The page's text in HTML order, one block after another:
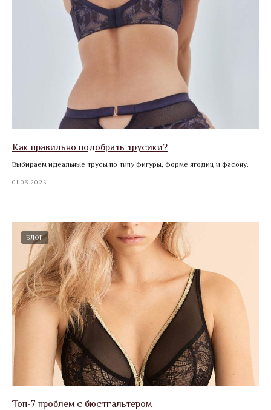
Как правильно подобрать трусики?
Выбираем идеальные трусы по типу фигуры, форме ягодиц и фасону.
01.03.2025
БЛОГ
Топ-7 проблем с бюстгальтером